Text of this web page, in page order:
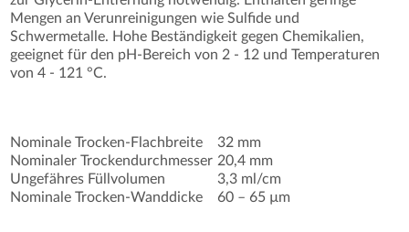
Mengen an Verunreinigungen wie Sulfide und
Schwermetalle. Hohe Beständigkeit gegen Chemikalien,
geeignet für den pH-Bereich von 2 - 12 und Temperaturen
von 4 - 121 °C.
Nominale Trocken-Flachbreite
Nominaler Trockendurchmesser
Ungefähres Füllvolumen
Nominale Trocken-Wanddicke
32 mm
20,4 mm
3,3 ml/cm
60 – 65 µm